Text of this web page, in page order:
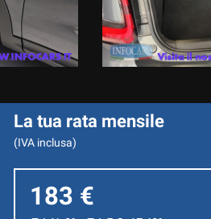
La tua rata mensile
(IVA inclusa)
183 €